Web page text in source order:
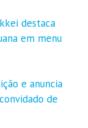
destaca
em menu
e anuncia
de